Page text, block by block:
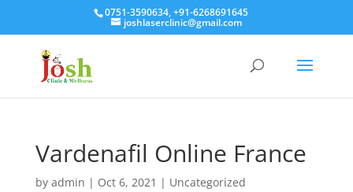
0751-3590634, +91-6268691645
joshlaserclinic@gmail.com
Vardenafil Online France
by admin | Oct 6, 2021 | Uncategorized